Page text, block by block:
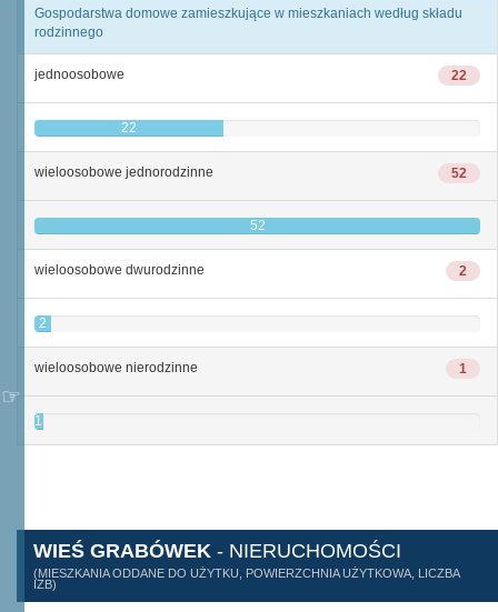
Gospodarstwa domowe zamieszkujące w mieszkaniach według składu
rodzinnego
22
jednoosobowe
22
52
wieloosobowe jednorodzinne
52
2
wieloosobowe dwurodzinne
2
1
wieloosobowe nierodzinne
1
WIEŚ GRABÓWEK - NIERUCHOMOŚCI
(MIESZKANIA ODDANE DO UŻYTKU, POWIERZCHNIA UŻYTKOWA, LICZBA
IZB)